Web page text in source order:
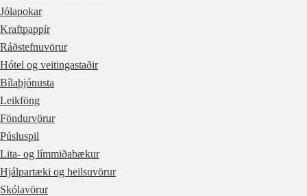
Jólapokar
Kraftpappír
Ráðstefnuvörur
Hótel og veitingastaðir
Bílaþjónusta
Leikföng
Föndurvörur
Púsluspil
Lita- og límmiðabækur
Hjálpartæki og heilsuvörur
Skólavörur